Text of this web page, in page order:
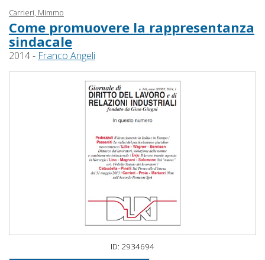
Carrieri, Mimmo
Come promuovere la rappresentanza
sindacale
2014 - Franco Angeli
ID: 2934694